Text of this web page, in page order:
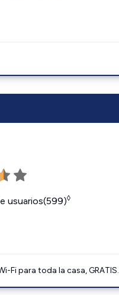
usuarios(599)◊
Fi para toda la casa, GRATIS.